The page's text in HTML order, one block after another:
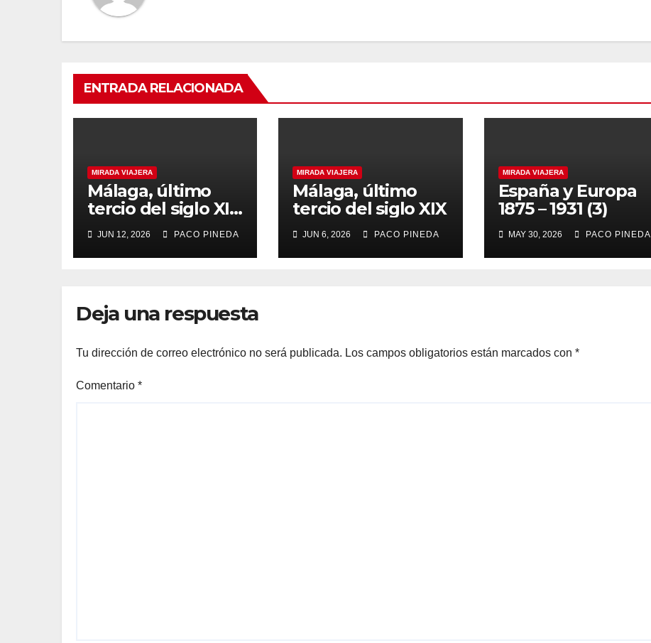
ENTRADA RELACIONADA
MIRADA VIAJERA
Málaga, último
tercio del siglo XIX
(2)JUN 12, 2026 PACO PINEDA
MIRADA VIAJERA
Málaga, último
tercio del siglo XIX
JUN 6, 2026 PACO PINEDA
MIRADA VIAJERA
España y Europa
1875 – 1931 (3)
MAY 30, 2026 PACO PINEDA
Deja una respuesta
Tu dirección de correo electrónico no será publicada. Los campos obligatorios están marcados con *
Comentario *